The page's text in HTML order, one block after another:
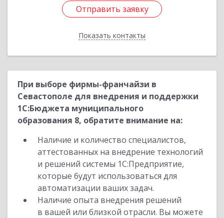
Отправить заявку
Показать контакты
Отправить заявку
Назад
При выборе фирмы-франчайзи в
Севастополе для внедрения и поддержки
1С:Бюджета муниципального
образования 8, обратите внимание на:
Наличие и количество специалистов,
аттестованных на внедрение технологий
и решений системы 1С:Предприятие,
которые будут использоваться для
автоматизации ваших задач.
Наличие опыта внедрения решений
в вашей или близкой отрасли. Вы можете